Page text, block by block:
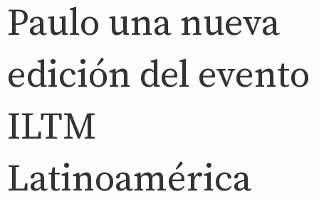
Paulo una nueva
edición del evento
ILTM
Latinoamérica